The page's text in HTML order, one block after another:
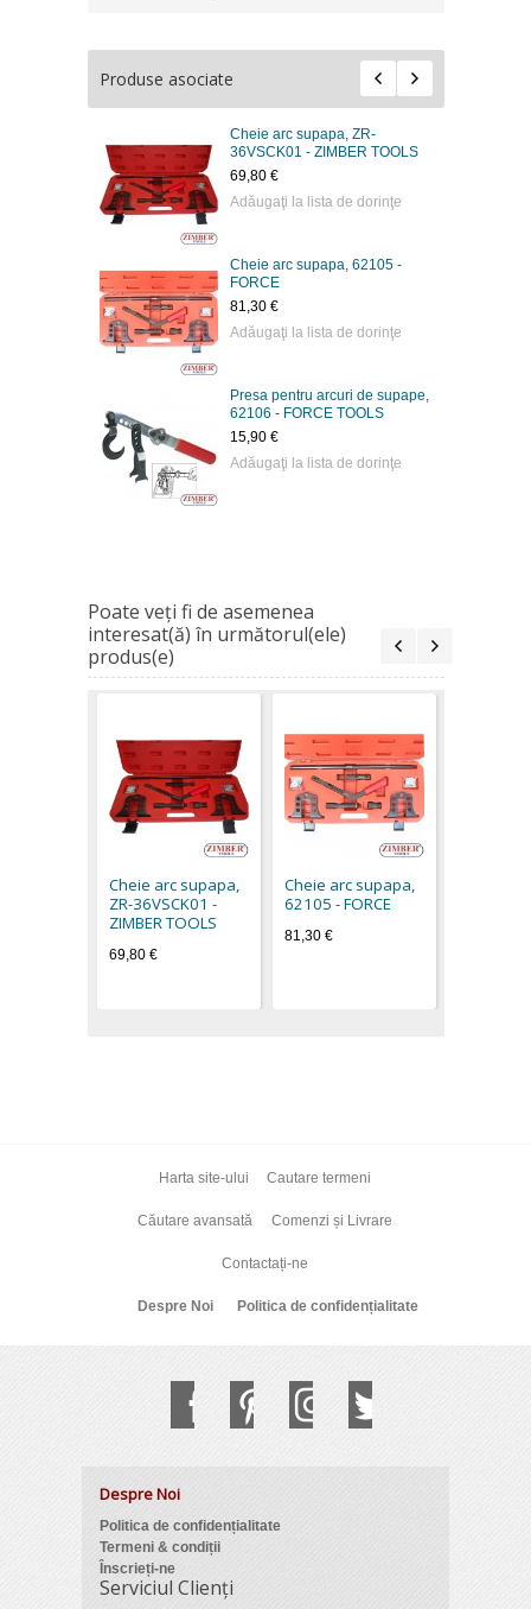
Produse asociate
Cheie arc supapa, ZR-
36VSCK01 - ZIMBER TOOLS
69,80 €
Adăugaţi la lista de dorinţe
Cheie arc supapa, 62105 -
FORCE
81,30 €
Adăugaţi la lista de dorinţe
Presa pentru arcuri de supape,
62106 - FORCE TOOLS
15,90 €
Adăugaţi la lista de dorinţe
Poate veţi fi de asemenea
interesat(ă) în următorul(ele)
produs(e)
Cheie arc supapa,
ZR-36VSCK01 -
ZIMBER TOOLS
69,80 €
Cheie arc supapa,
62105 - FORCE
81,30 €
Harta site-ului Cautare termeni
Căutare avansată Comenzi și Livrare
Contactați-ne
Despre Noi Politica de confidențialitate
Despre Noi
Politica de confidențialitate
Termeni & condiții
Înscrieți-ne
Serviciul Clienți